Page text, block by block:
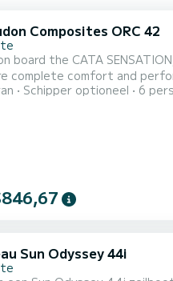
Composites ORC 42
board the CATA
and performance at sea. You are guaranteed to spend an
Schipper optioneel 6
Sun Odyssey 44i